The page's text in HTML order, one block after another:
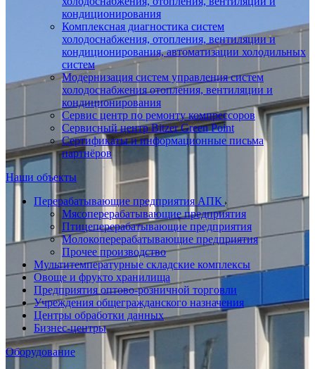
кондиционирования
Комплексная диагностика систем
холодоснабжения, отопления, вентиляции и
кондиционирования, автоматизации холодильных
систем
Модернизация систем управления систем
холодоснабжения отопления, вентиляции и
кондиционирования
Сервис центр по ремонту компрессоров
Сервисный центр Bitzer Green Point
Сертификаты и информационные письма
партнёров
Наши объекты
Перерабатывающие предприятия АПК
Мясоперерабатывающие предприятия
Птицеперерабатывающие предприятия
Молокоперерабатывающие предприятия
Прочее производство
Мультитемпературные складские комплексы
Овоще и фрукто хранилища
Предприятия оптово-розничной торговли
Учреждения общегражданского назначения
Центры обработки данных
Бизнес-центры
Оборудование